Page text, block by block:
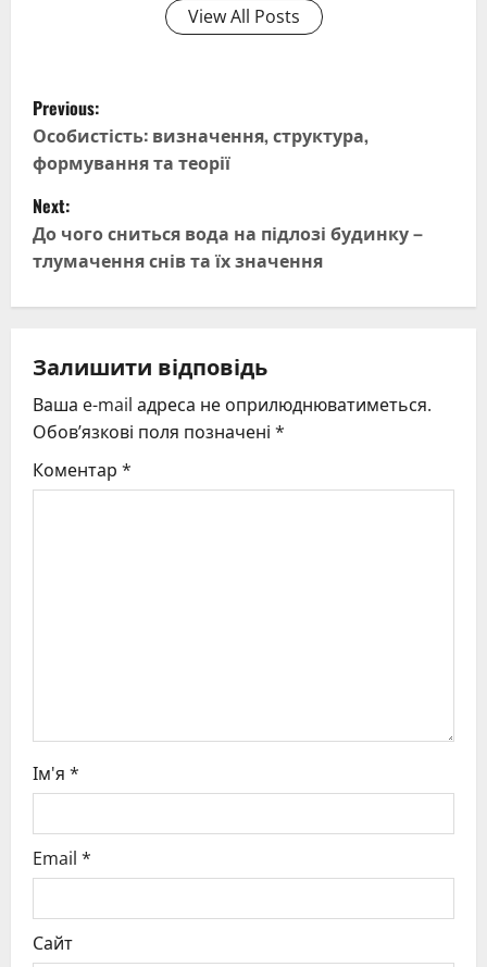
View All Posts
P
o
s
t
n
v
i
g
Previous:
Особистість: визначення, структура,
формування та теорії
Next:
До чого сниться вода на підлозі будинку –
тлумачення снів та їх значення
Залишити відповідь
Ваша e-mail адреса не оприлюднюватиметься.
Обов’язкові поля позначені *
Коментар *
Ім'я *
Email *
Сайт